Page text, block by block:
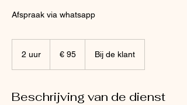
Afspraak via whatsapp
2 uur € 95 Bij de klant
Beschrijving van de dienst